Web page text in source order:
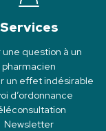
Services
une question à un
pharmacien
un effet indésirable
d’ordonnance
Newsletter